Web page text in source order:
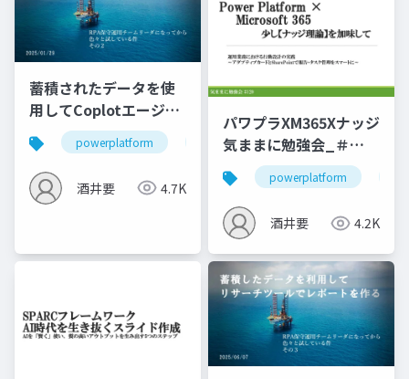
蓄積されたデータを使
用してCoplotエージェ
ントで活用する
powerplatform copilot エージェント
酒井要 4.7K
パワプラXM365Xナッジ
気ままに勉強会_＃
120_資料powerplatform
酒井要 4.2K